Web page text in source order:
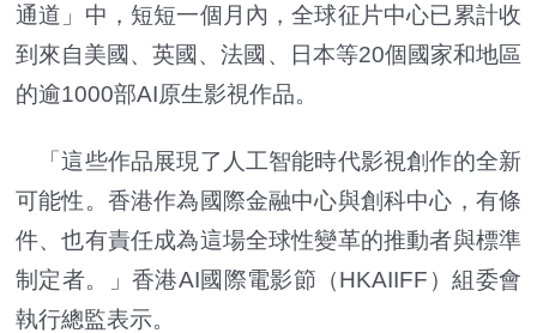
通道」中，短短一個月內，全球征片中心已累計收
到來自美國、英國、法國、日本等20個國家和地區
的逾1000部AI原生影視作品。
「這些作品展現了人工智能時代影視創作的全新
可能性。香港作為國際金融中心與創科中心，有條
件、也有責任成為這場全球性變革的推動者與標準
制定者。」香港AI國際電影節（HKAIIFF）組委會
執行總監表示。